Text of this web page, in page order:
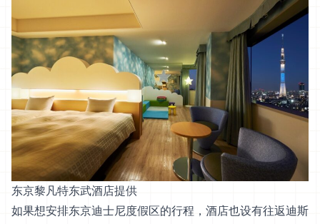
东京黎凡特东武酒店提供
如果想安排东京迪士尼度假区的行程，酒店也设有往返迪斯